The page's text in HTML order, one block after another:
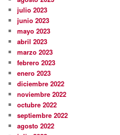
julio 2023
junio 2023
mayo 2023
abril 2023
marzo 2023
febrero 2023
enero 2023
diciembre 2022
noviembre 2022
octubre 2022
septiembre 2022
agosto 2022